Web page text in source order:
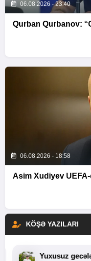
06.08.2026 - 23:40
Qurban Qurbanov:
06.08.2026 - 18:58
Asim Xudiyev
KÖŞƏ YAZILARI
Yuxusuz